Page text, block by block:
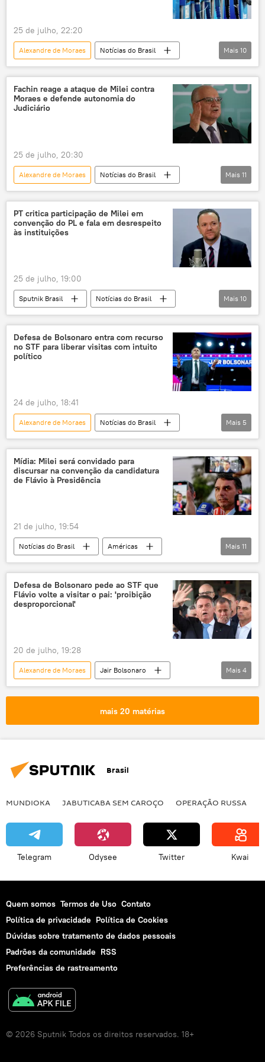
25 de julho, 22:20
Alexandre de Moraes
Notícias do Brasil
Américas
Javier Milei
Argentina
Supremo Tribunal Federal (STF)
Jair Bolsonaro
Brasil
Mais 10
Fachin reage a ataque de Milei contra
Moraes e defende autonomia do
Judiciário
25 de julho, 20:30
Alexandre de Moraes
Notícias do Brasil
Américas
Javier Milei
Flávio Bolsonaro
Brasil
Argentina
São Paulo
PL
Constituição
Palácio dos Bandeirantes
Mais 11
PT critica participação de Milei em
convenção do PL e fala em desrespeito
às instituições
25 de julho, 19:00
Sputnik Brasil
Notícias do Brasil
Américas
Javier Milei
Edinho Silva
Flávio Bolsonaro
América Latina
São Paulo
Argentina
PT
Mais 10
Defesa de Bolsonaro entra com recurso
no STF para liberar visitas com intuito
político
24 de julho, 18:41
Alexandre de Moraes
Notícias do Brasil
Jair Bolsonaro
Flávio Bolsonaro
Supremo Tribunal Federal (STF)
Américas
Mais 5
Mídia: Milei será convidado para
discursar na convenção da candidatura
de Flávio à Presidência
21 de julho, 19:54
Notícias do Brasil
Américas
Javier Milei
Flávio Bolsonaro
Tarcísio de Freitas
Argentina
São Paulo
Brasil
Partido Liberal
Mais 11
Defesa de Bolsonaro pede ao STF que
Flávio volte a visitar o pai: 'proibição
desproporcional'
20 de julho, 19:28
Alexandre de Moraes
Jair Bolsonaro
Brasil
Notícias do Brasil
Flávio Bolsonaro
PL
Mais 4
mais 20 matérias
Brasil
MUNDIOKA JABUTICABA SEM CAROÇO OPERAÇÃO RUSSA
Telegram Odysee Twitter Kwai
Quem somos Termos de Uso Contato
Política de privacidade Política de Cookies
Dúvidas sobre tratamento de dados pessoais
Padrões da comunidade RSS
Preferências de rastreamento
© 2026 Sputnik Todos os direitos reservados. 18+